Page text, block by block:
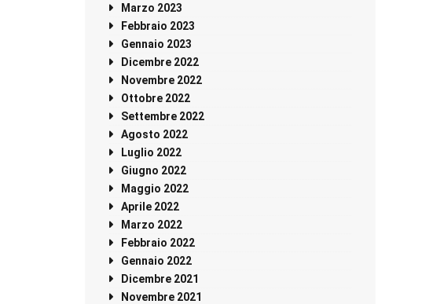
Marzo 2023
Febbraio 2023
Gennaio 2023
Dicembre 2022
Novembre 2022
Ottobre 2022
Settembre 2022
Agosto 2022
Luglio 2022
Giugno 2022
Maggio 2022
Aprile 2022
Marzo 2022
Febbraio 2022
Gennaio 2022
Dicembre 2021
Novembre 2021